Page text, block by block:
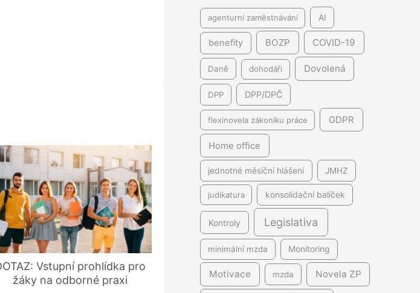
Vstupní prohlídka pro
žáky na odborné praxi
agenturní zaměstnávání AI
benefity BOZP COVID-19
Daně dohodáři Dovolená
DPP DPP/DPČ
flexinovela zákoníku práce GDPR
Home office
jednotné měsíční hlášení JMHZ
judikatura konsolidační balíček
Kontroly Legislativa
minimální mzda Monitoring
Motivace mzda Novela ZP